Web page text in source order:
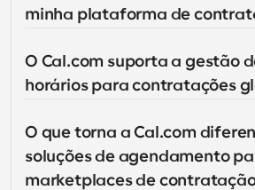
minha plataforma de
O Cal.com suporta a gestão
horários para contratações
O que torna a Cal.com
soluções de agendamento
marketplaces de